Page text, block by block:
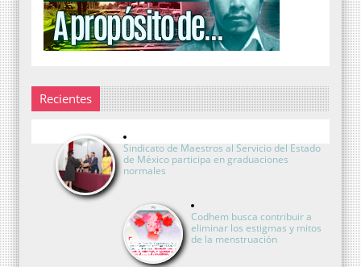
Recientes
Sindicato de Maestros al Servicio del Estado
de México participa en graduaciones
normales
Codhem busca contribuir a
eliminar los estigmas y mitos
de la menstruación